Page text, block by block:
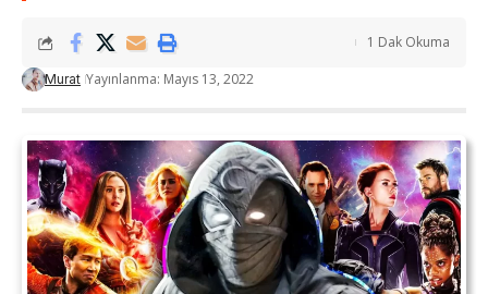
Murat Yayınlanma: Mayıs 13, 2022
1 Dak Okuma